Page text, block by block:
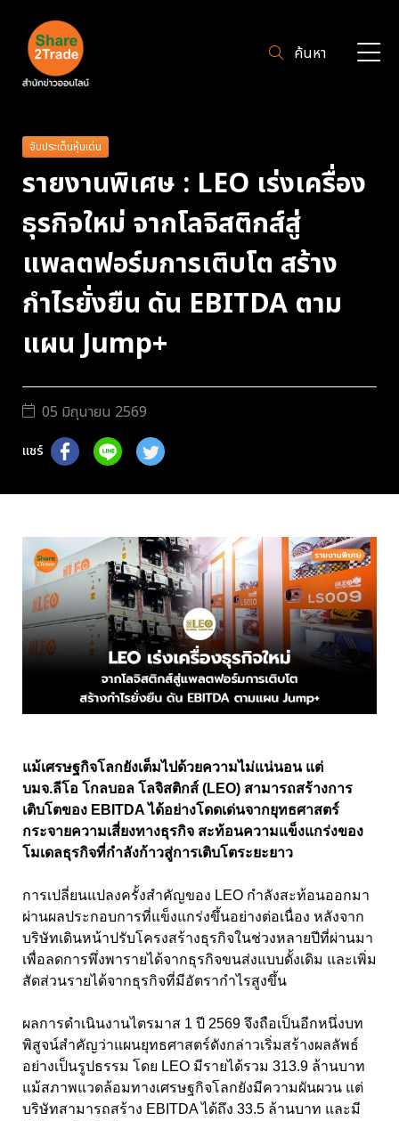
ค้นหา
จับประเด็นหุ้นเด่น
รายงานพิเศษ : LEO เร่งเครื่อง
ธุรกิจใหม่ จากโลจิสติกส์สู่
แพลตฟอร์มการเติบโต สร้าง
กำไรยั่งยืน ดัน EBITDA ตาม
แผน Jump+
05 มิถุนายน 2569
แชร์
แม้เศรษฐกิจโลกยังเต็มไปด้วยความไม่แน่นอน แต่
บมจ.ลีโอ โกลบอล โลจิสติกส์ (LEO) สามารถสร้างการ
เติบโตของ EBITDA ได้อย่างโดดเด่นจากยุทธศาสตร์
กระจายความเสี่ยงทางธุรกิจ สะท้อนความแข็งแกร่งของ
โมเดลธุรกิจที่กำลังก้าวสู่การเติบโตระยะยาว
การเปลี่ยนแปลงครั้งสำคัญของ LEO กำลังสะท้อนออกมา
ผ่านผลประกอบการที่แข็งแกร่งขึ้นอย่างต่อเนื่อง หลังจาก
บริษัทเดินหน้าปรับโครงสร้างธุรกิจในช่วงหลายปีที่ผ่านมา
เพื่อลดการพึ่งพารายได้จากธุรกิจขนส่งแบบดั้งเดิม และเพิ่ม
สัดส่วนรายได้จากธุรกิจที่มีอัตรากำไรสูงขึ้น
ผลการดำเนินงานไตรมาส 1 ปี 2569 จึงถือเป็นอีกหนึ่งบท
พิสูจน์สำคัญว่าแผนยุทธศาสตร์ดังกล่าวเริ่มสร้างผลลัพธ์
อย่างเป็นรูปธรรม โดย LEO มีรายได้รวม 313.9 ล้านบาท
แม้สภาพแวดล้อมทางเศรษฐกิจโลกยังมีความผันผวน แต่
บริษัทสามารถสร้าง EBITDA ได้ถึง 33.5 ล้านบาท และมี